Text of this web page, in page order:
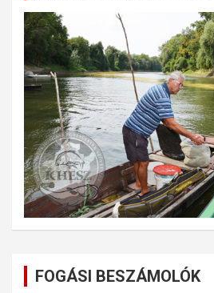
FOGÁSI BESZÁMOLÓK